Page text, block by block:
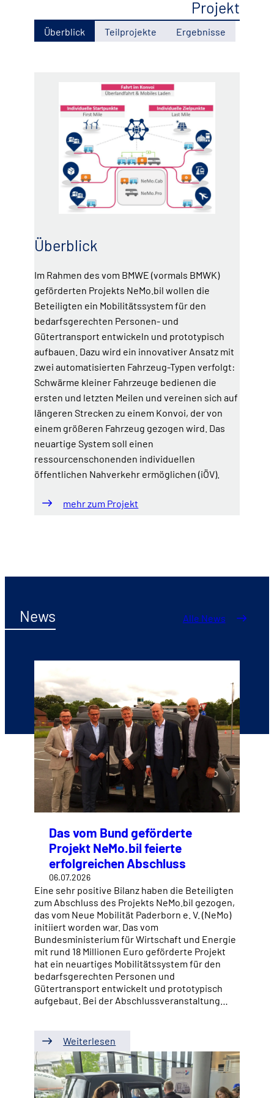
Projekt
Überblick Teilprojekte Ergebnisse
Überblick
Im Rahmen des vom BMWE (vormals BMWK)
geförderten Projekts NeMo.bil wollen die
Beteiligten ein Mobilitätssystem für den
bedarfsgerechten Personen- und
Gütertransport entwickeln und prototypisch
aufbauen. Dazu wird ein innovativer Ansatz mit
zwei automatisierten Fahrzeug-Typen verfolgt:
Schwärme kleiner Fahrzeuge bedienen die
ersten und letzten Meilen und vereinen sich auf
längeren Strecken zu einem Konvoi, der von
einem größeren Fahrzeug gezogen wird. Das
neuartige System soll einen
ressourcenschonenden individuellen
öffentlichen Nahverkehr ermöglichen (iÖV).
mehr zum Projekt
News Alle News
Das vom Bund geförderte
Projekt NeMo.bil feierte
erfolgreichen Abschluss
06.07.2026
Eine sehr positive Bilanz haben die Beteiligten
zum Abschluss des Projekts NeMo.bil gezogen,
das vom Neue Mobilität Paderborn e. V. (NeMo)
initiiert worden war. Das vom
Bundesministerium für Wirtschaft und Energie
mit rund 18 Millionen Euro geförderte Projekt
hat ein neuartiges Mobilitätssystem für den
bedarfsgerechten Personen und
Gütertransport entwickelt und prototypisch
aufgebaut. Bei der Abschlussveranstaltung…
Weiterlesen